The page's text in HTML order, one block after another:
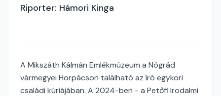
Riporter: Hámori Kinga
A Mikszáth Kálmán Emlékmúzeum a Nógrád
vármegyei Horpácson található az író egykori
családi kúriájában. A 2024-ben - a Petőfi Irodalmi